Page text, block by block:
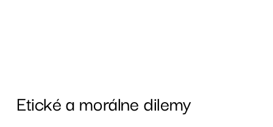
Etické a morálne dilemy